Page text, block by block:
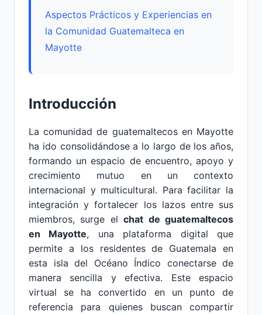
Aspectos Prácticos y Experiencias en
la Comunidad Guatemalteca en
Mayotte
Introducción
La comunidad de guatemaltecos en Mayotte
ha ido consolidándose a lo largo de los años,
formando un espacio de encuentro, apoyo y
crecimiento mutuo en un contexto
internacional y multicultural. Para facilitar la
integración y fortalecer los lazos entre sus
miembros, surge elchat de guatemaltecos
en Mayotte, una plataforma digital que
permite a los residentes de Guatemala en
esta isla del Océano Índico conectarse de
manera sencilla y efectiva. Este espacio
virtual se ha convertido en un punto de
referencia para quienes buscan compartir